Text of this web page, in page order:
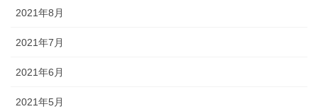
2021年8月
2021年7月
2021年6月
2021年5月